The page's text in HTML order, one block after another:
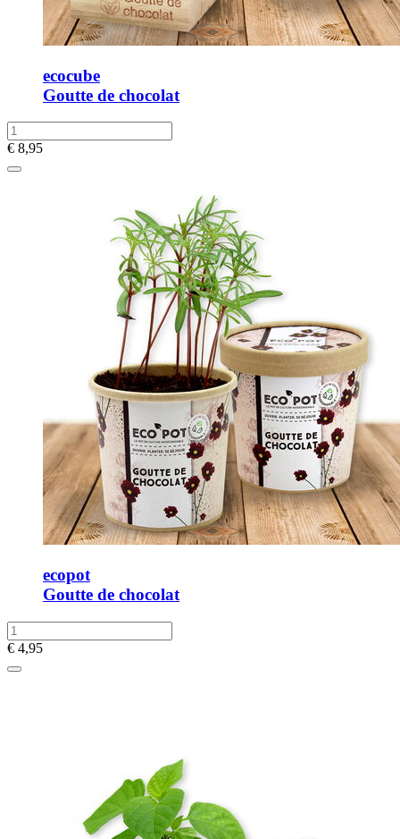
ecocube
Goutte de chocolat
€ 8,95
ecopot
Goutte de chocolat
€ 4,95